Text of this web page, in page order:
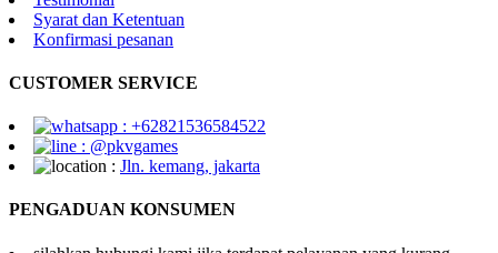
Syarat dan Ketentuan
Konfirmasi pesanan
CUSTOMER SERVICE
: +62821536584522
: @pkvgames
: Jln. kemang, jakarta
PENGADUAN KONSUMEN